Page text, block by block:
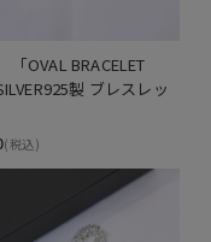
「OVAL BRACELET
製 ブレスレッ
(税込)